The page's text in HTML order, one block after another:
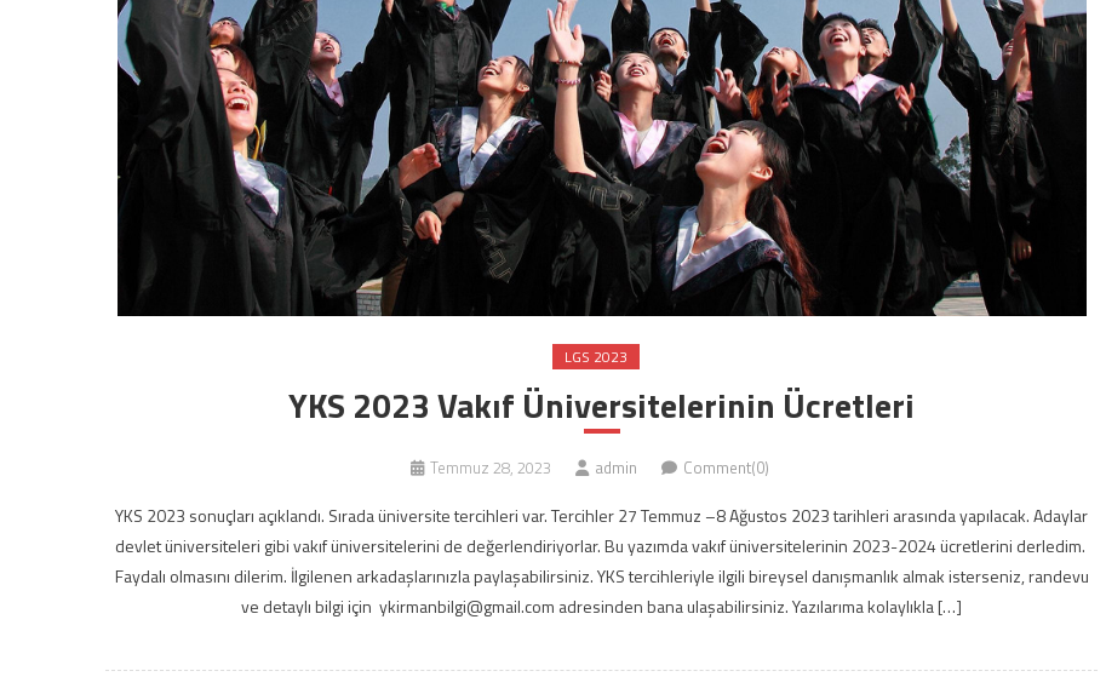
LGS 2023
YKS 2023 Vakıf Üniversitelerinin Ücretleri
Temmuz 28, 2023 admin Comment(0)
YKS 2023 sonuçları açıklandı. Sırada üniversite tercihleri var. Tercihler 27 Temmuz –8 Ağustos 2023 tarihleri arasında yapılacak. Adaylar
devlet üniversiteleri gibi vakıf üniversitelerini de değerlendiriyorlar. Bu yazımda vakıf üniversitelerinin 2023-2024 ücretlerini derledim.
Faydalı olmasını dilerim. İlgilenen arkadaşlarınızla paylaşabilirsiniz. YKS tercihleriyle ilgili bireysel danışmanlık almak isterseniz, randevu
ve detaylı bilgi için ykirmanbilgi@gmail.com adresinden bana ulaşabilirsiniz. Yazılarıma kolaylıkla […]